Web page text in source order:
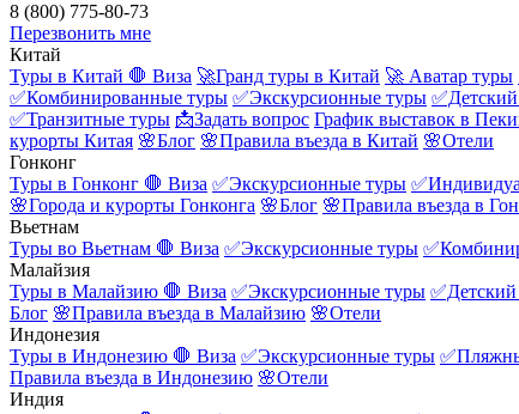
8 (800) 775-80-73
Перезвонить мне
Китай
Туры в Китай 🛑 Виза 🚀Гранд туры в Китай 🚀 Аватар туры
✅Комбинированные туры ✅Экскурсионные туры
✅Транзитные туры 📩Задать вопрос График выставок в
курорты Китая 🌸Блог 🌸Правила въезда в Китай 🌸Отели
Гонконг
Туры в Гонконг 🛑 Виза ✅Экскурсионные туры
🌸Города и курорты Гонконга 🌸Блог 🌸Правила въезда в
Вьетнам
Туры во Вьетнам 🛑 Виза ✅Экскурсионные туры
Малайзия
Туры в Малайзию 🛑 Виза ✅Экскурсионные туры
Блог 🌸Правила въезда в Малайзию 🌸Отели
Индонезия
Туры в Индонезию 🛑 Виза ✅Экскурсионные туры
Правила въезда в Индонезию 🌸Отели
Индия